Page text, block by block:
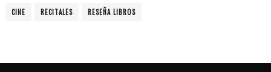
CINE RECITALES RESEÑA LIBROS